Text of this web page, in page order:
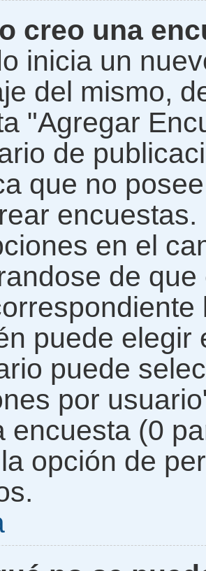
creo una
inicia un
del mismo,
"Agregar
de
que no
en el
de
puede
puede
por
encuesta (0
opción de